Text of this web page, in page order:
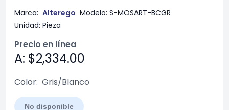
Marca: Alterego Modelo: S-MOSART-BCGR
Unidad: Pieza
Precio en línea
A: $2,334.00
Color: Gris/Blanco
No disponible